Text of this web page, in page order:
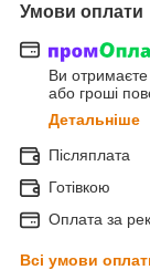
Умови оплати
Ви
або гроші
Детальніше
Післяплата
Готівкою
Оплата за
Всі умови